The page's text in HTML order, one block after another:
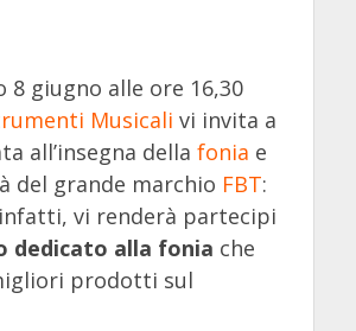
8 giugno alle ore 16,30
Musicali vi invita a
all’insegna della fonia e
del grande marchio FBT:
vi renderà partecipi
dedicato alla fonia che
prodotti sul